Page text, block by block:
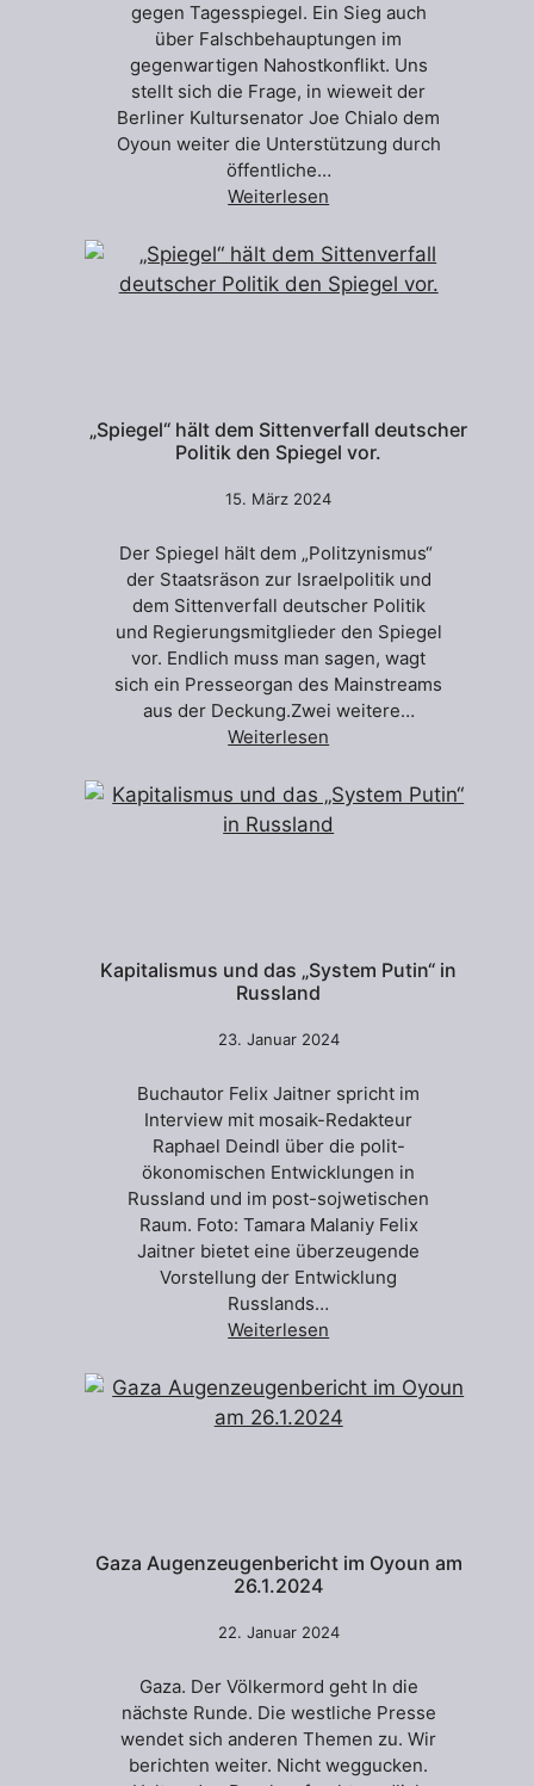
gegen Tagesspiegel. Ein Sieg auch
über Falschbehauptungen im
gegenwartigen Nahostkonflikt. Uns
stellt sich die Frage, in wieweit der
Berliner Kultursenator Joe Chialo dem
Oyoun weiter die Unterstützung durch
öffentliche…
Weiterlesen
„Spiegel“ hält dem Sittenverfall deutscher
Politik den Spiegel vor.
15. März 2024
Der Spiegel hält dem „Politzynismus“
der Staatsräson zur Israelpolitik und
dem Sittenverfall deutscher Politik
und Regierungsmitglieder den Spiegel
vor. Endlich muss man sagen, wagt
sich ein Presseorgan des Mainstreams
aus der Deckung.Zwei weitere…
Weiterlesen
Kapitalismus und das „System Putin“ in
Russland
23. Januar 2024
Buchautor Felix Jaitner spricht im
Interview mit mosaik-Redakteur
Raphael Deindl über die polit-
ökonomischen Entwicklungen in
Russland und im post-sojwetischen
Raum. Foto: Tamara Malaniy Felix
Jaitner bietet eine überzeugende
Vorstellung der Entwicklung
Russlands…
Weiterlesen
Gaza Augenzeugenbericht im Oyoun am
26.1.2024
22. Januar 2024
Gaza. Der Völkermord geht In die
nächste Runde. Die westliche Presse
wendet sich anderen Themen zu. Wir
berichten weiter. Nicht weggucken.